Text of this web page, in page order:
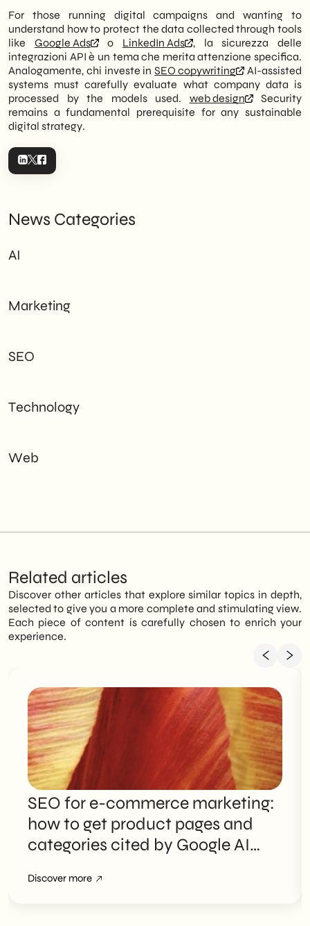
For those running digital campaigns and wanting to
understand how to protect the data collected through tools
like Google Ads o LinkedIn Ads
, la sicurezza delle
integrazioni API è un tema che merita attenzione specifica.
Analogamente, chi investe inSEO copywriting
AI-assisted
systems must carefully evaluate what company data is
processed by the models used. web design
Security
remains a fundamental prerequisite for any sustainable
digital strategy.
News Categories
AI
Marketing
SEO
Technology
Web
Related articles
Discover other articles that explore similar topics in depth,
selected to give you a more complete and stimulating view.
Each piece of content is carefully chosen to enrich your
experience.
SEO for e-commerce marketing:
how to get product pages and
categories cited by Google AI
Discover more